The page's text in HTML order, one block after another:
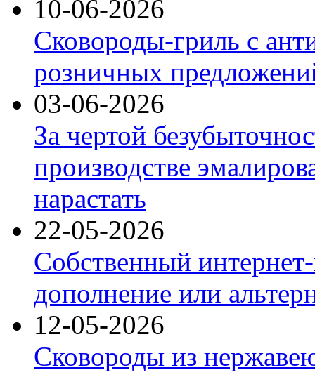
10-06-2026
Сковороды-гриль с
розничных
03-06-2026
За чертой
производстве
нарастать
22-05-2026
Собственный
дополнение или
12-05-2026
Сковороды из